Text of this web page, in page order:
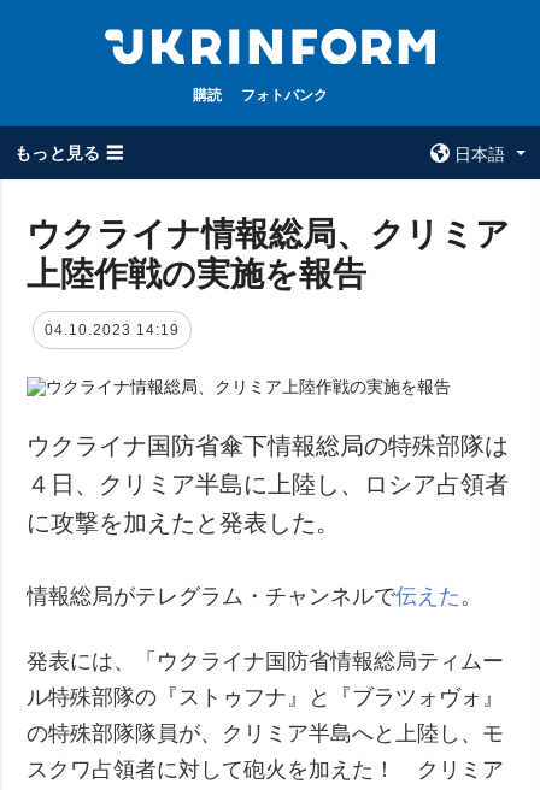
購読 フォトバンク
もっと見る ☰
日本語
全てのトピック
被占領地
政治
防衛
社会・文化
スポーツ
事故・緊急事態
ウクルインフォ
ルム
コンタクト
追加
特集
インタビュー
写真
サービス
購読
フォトバンク
ウクライナ情報総局、クリミア
上陸作戦の実施を報告
04.10.2023 14:19
ウクライナ国防省傘下情報総局の特殊部隊は
４日、クリミア半島に上陸し、ロシア占領者
に攻撃を加えたと発表した。
情報総局がテレグラム・チャンネルで伝えた 。
発表には、「ウクライナ国防省情報総局ティムー
ル特殊部隊の『ストゥフナ』と『ブラツォヴォ』
の特殊部隊隊員が、クリミア半島へと上陸し、モ
スクワ占領者に対して砲火を加えた！ クリミア